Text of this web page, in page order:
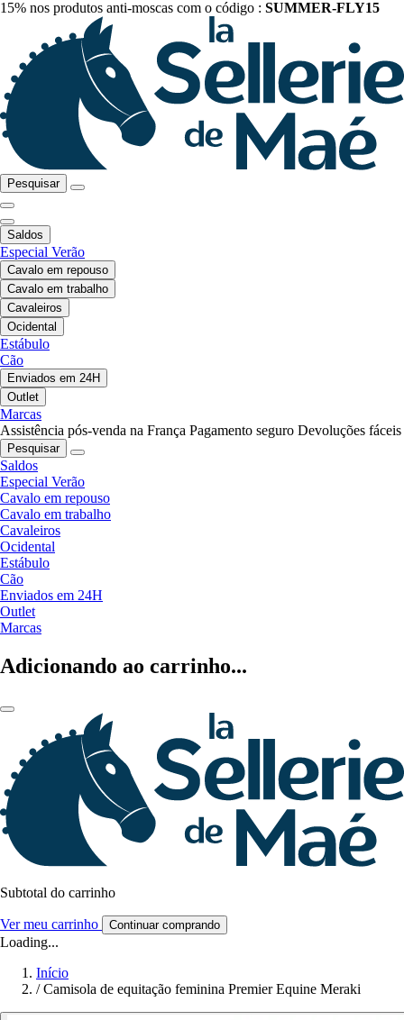
15% nos produtos anti-moscas com o código : SUMMER-FLY15
Pesquisar
Saldos
Especial Verão
Cavalo em repouso
Cavalo em trabalho
Cavaleiros
Ocidental
Estábulo
Cão
Enviados em 24H
Outlet
Marcas
Assistência pós-venda na França Pagamento seguro Devoluções fáceis
Pesquisar
Saldos
Especial Verão
Cavalo em repouso
Cavalo em trabalho
Cavaleiros
Ocidental
Estábulo
Cão
Enviados em 24H
Outlet
Marcas
Adicionando ao carrinho...
Subtotal do carrinho
Ver meu carrinho Continuar comprando
Loading...
Início
/ Camisola de equitação feminina Premier Equine Meraki